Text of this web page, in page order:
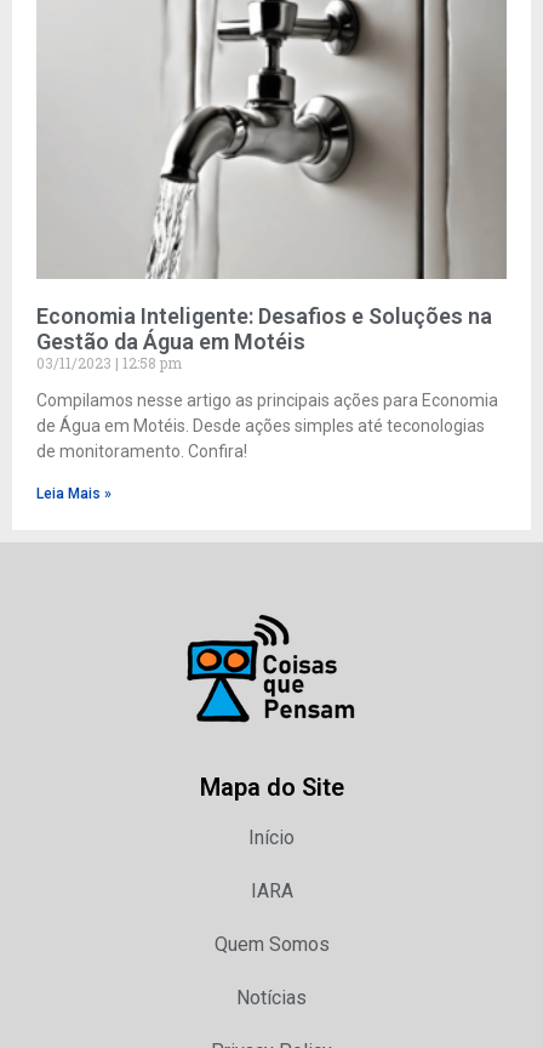
Economia Inteligente: Desafios e Soluções na
Gestão da Água em Motéis
03/11/2023
12:58 pm
Compilamos nesse artigo as principais ações para Economia
de Água em Motéis. Desde ações simples até teconologias
de monitoramento. Confira!
Leia Mais »
Mapa do Site
Início
IARA
Quem Somos
Notícias